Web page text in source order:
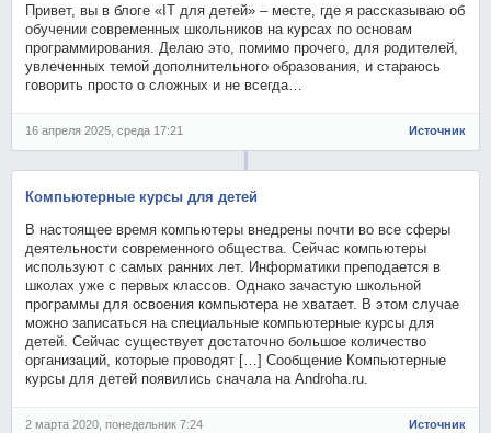
Привет, вы в блоге «IT для детей» – месте, где я рассказываю об
обучении современных школьников на курсах по основам
программирования. Делаю это, помимо прочего, для родителей,
увлеченных темой дополнительного образования, и стараюсь
говорить просто о сложных и не всегда…
16 апреля 2025, среда 17:21 Источник
Компьютерные курсы для детей
В настоящее время компьютеры внедрены почти во все сферы
деятельности современного общества. Сейчас компьютеры
используют с самых ранних лет. Информатики преподается в
школах уже с первых классов. Однако зачастую школьной
программы для освоения компьютера не хватает. В этом случае
можно записаться на специальные компьютерные курсы для
детей. Сейчас существует достаточно большое количество
организаций, которые проводят […] Сообщение Компьютерные
курсы для детей появились сначала на Androha.ru.
2 марта 2020, понедельник 7:24 Источник